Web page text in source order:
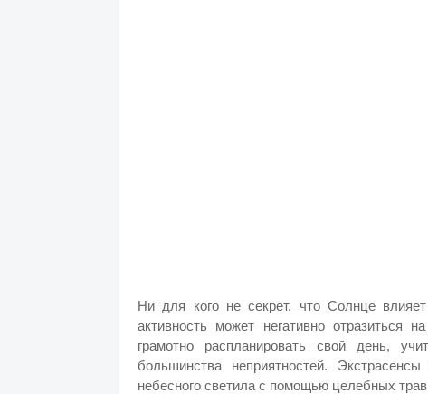
Ни для кого не секрет, что Солнце
активность может негативно отразиться
грамотно распланировать свой день,
большинства неприятностей.
небесного светила с помощью целебных